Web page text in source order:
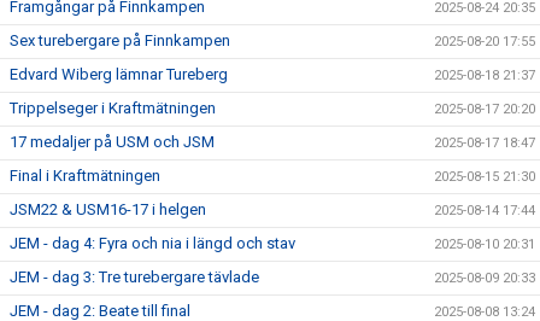
Framgångar på Finnkampen 2025-08-24 20:35
Sex turebergare på Finnkampen 2025-08-20 17:55
Edvard Wiberg lämnar Tureberg 2025-08-18 21:37
Trippelseger i Kraftmätningen 2025-08-17 20:20
17 medaljer på USM och JSM 2025-08-17 18:47
Final i Kraftmätningen 2025-08-15 21:30
JSM22 & USM16-17 i helgen 2025-08-14 17:44
JEM - dag 4: Fyra och nia i längd och stav 2025-08-10 20:31
JEM - dag 3: Tre turebergare tävlade 2025-08-09 20:33
JEM - dag 2: Beate till final 2025-08-08 13:24